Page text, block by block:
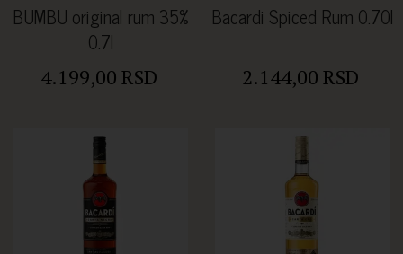
BUMBU original rum 35%
0.7l
4.199,00 RSD
Bacardi Spiced Rum 0.70l
2.144,00 RSD